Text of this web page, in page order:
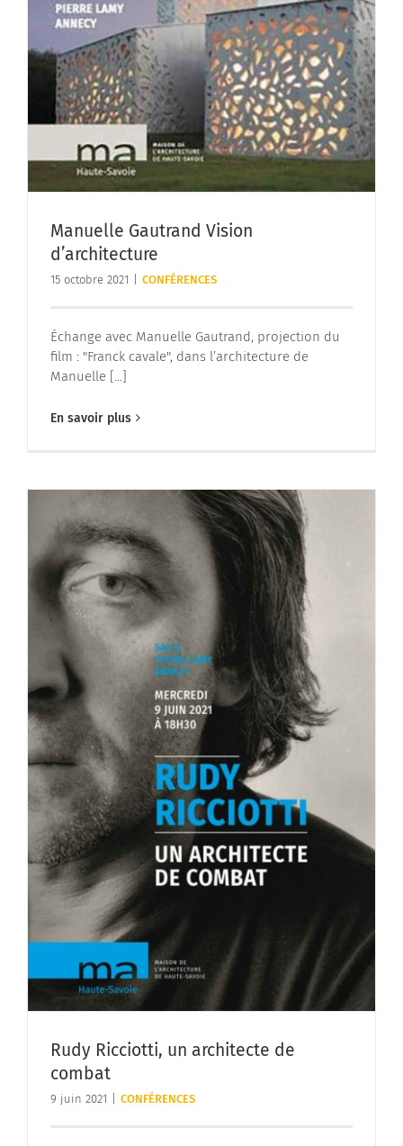
Manuelle Gautrand Vision
d’architecture
15 octobre 2021 CONFÉRENCES
Échange avec Manuelle Gautrand, projection du
film : "Franck cavale", dans l’architecture de
Manuelle [...]
En savoir plus
Rudy Ricciotti, un architecte de
combat
9 juin 2021 CONFÉRENCES